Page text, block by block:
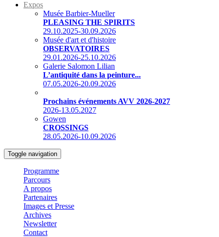
Expos
Musée Barbier-Mueller
PLEASING THE SPIRITS
29.10.2025-30.09.2026
Musée d'art et d'histoire
OBSERVATOIRES
29.01.2026-25.10.2026
Galerie Salomon Lilian
L’antiquité dans la peinture...
07.05.2026-20.09.2026
Prochains événements AVV 2026-2027
2026-13.05.2027
Gowen
CROSSINGS
28.05.2026-10.09.2026
Toggle navigation
Programme
Parcours
A propos
Partenaires
Images et Presse
Archives
Newsletter
Contact